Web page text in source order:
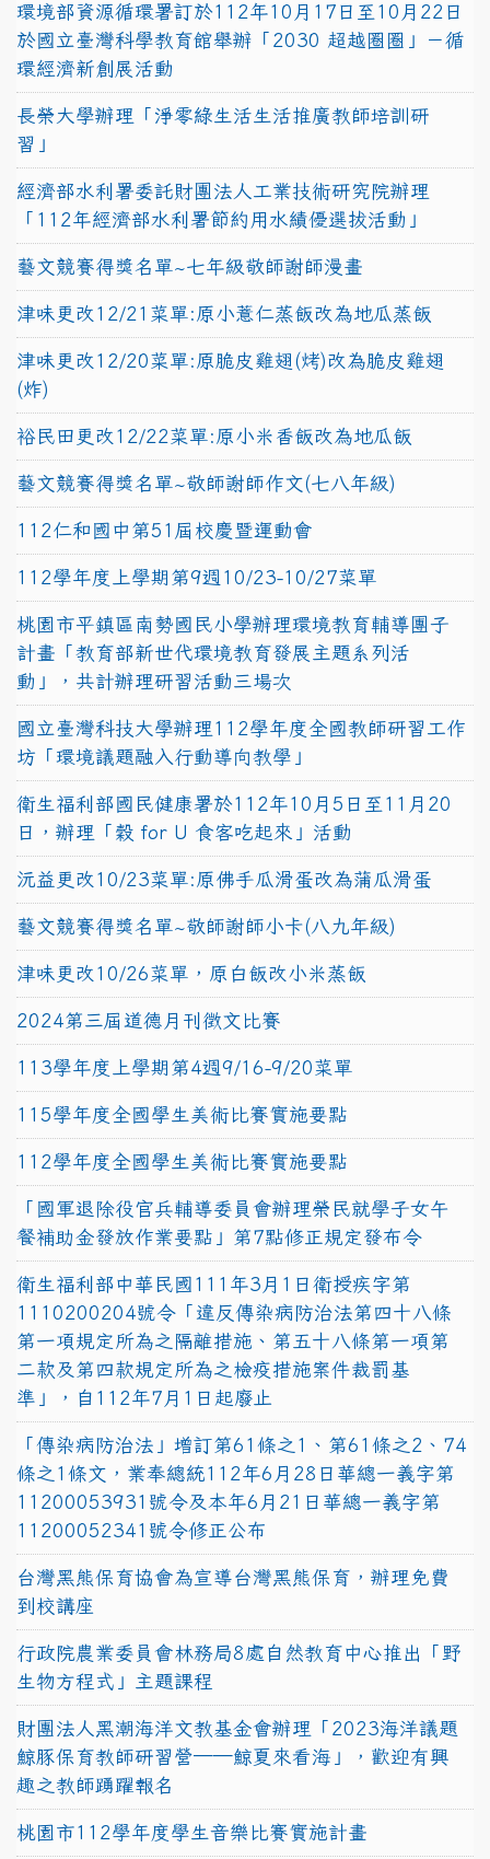
環境部資源循環署訂於112年10月17日至10月22日
於國立臺灣科學教育館舉辦「2030 超越圈圈」－循
環經濟新創展活動
長榮大學辦理「淨零綠生活生活推廣教師培訓研
習」
經濟部水利署委託財團法人工業技術研究院辦理
「112年經濟部水利署節約用水績優選拔活動」
藝文競賽得獎名單~七年級敬師謝師漫畫
津味更改12/21菜單:原小薏仁蒸飯改為地瓜蒸飯
津味更改12/20菜單:原脆皮雞翅(烤)改為脆皮雞翅
(炸)
裕民田更改12/22菜單:原小米香飯改為地瓜飯
藝文競賽得獎名單~敬師謝師作文(七八年級)
112仁和國中第51屆校慶暨運動會
112學年度上學期第9週10/23-10/27菜單
桃園市平鎮區南勢國民小學辦理環境教育輔導團子
計畫「教育部新世代環境教育發展主題系列活
動」，共計辦理研習活動三場次
國立臺灣科技大學辦理112學年度全國教師研習工作
坊「環境議題融入行動導向教學」
衛生福利部國民健康署於112年10月5日至11月20
日，辦理「穀 for U 食客吃起來」活動
沅益更改10/23菜單:原佛手瓜滑蛋改為蒲瓜滑蛋
藝文競賽得獎名單~敬師謝師小卡(八九年級)
津味更改10/26菜單，原白飯改小米蒸飯
2024第三屆道德月刊徵文比賽
113學年度上學期第4週9/16-9/20菜單
115學年度全國學生美術比賽實施要點
112學年度全國學生美術比賽實施要點
「國軍退除役官兵輔導委員會辦理榮民就學子女午
餐補助金發放作業要點」第7點修正規定發布令
衛生福利部中華民國111年3月1日衛授疾字第
1110200204號令「違反傳染病防治法第四十八條
第一項規定所為之隔離措施、第五十八條第一項第
二款及第四款規定所為之檢疫措施案件裁罰基
準」，自112年7月1日起廢止
「傳染病防治法」增訂第61條之1、第61條之2、74
條之1條文，業奉總統112年6月28日華總一義字第
11200053931號令及本年6月21日華總一義字第
11200052341號令修正公布
台灣黑熊保育協會為宣導台灣黑熊保育，辦理免費
到校講座
行政院農業委員會林務局8處自然教育中心推出「野
生物方程式」主題課程
財團法人黑潮海洋文教基金會辦理「2023海洋議題
鯨豚保育教師研習營──鯨夏來看海」，歡迎有興
趣之教師踴躍報名
桃園市112學年度學生音樂比賽實施計畫